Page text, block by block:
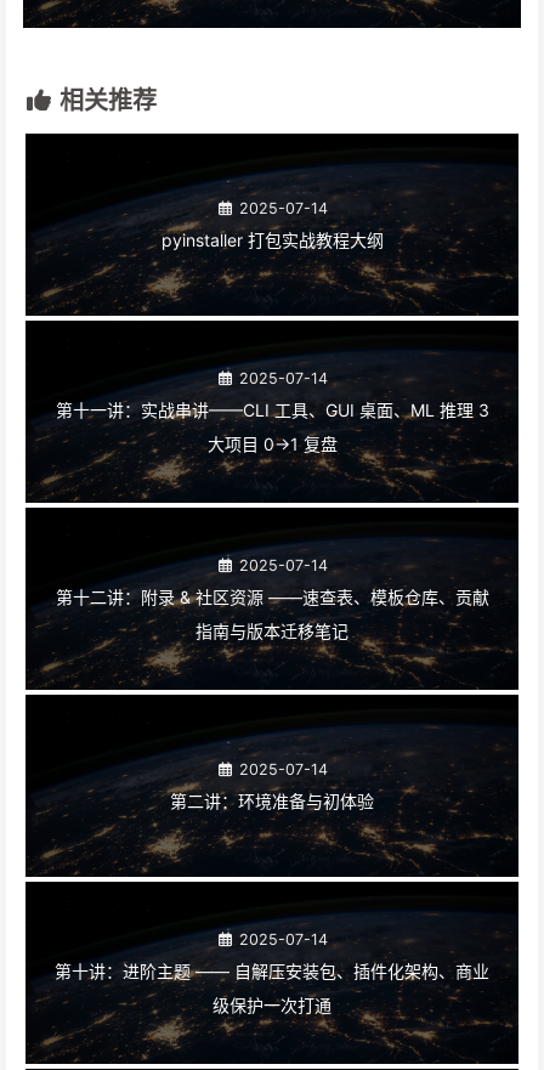
相关推荐
2025-07-14
pyinstaller 打包实战教程大纲
2025-07-14
第十一讲：实战串讲——CLI 工具、GUI 桌面、ML 推理 3
大项目 0→1 复盘
2025-07-14
第十二讲：附录 & 社区资源 ——速查表、模板仓库、贡献
指南与版本迁移笔记
2025-07-14
第二讲：环境准备与初体验
2025-07-14
第十讲：进阶主题 —— 自解压安装包、插件化架构、商业
级保护一次打通